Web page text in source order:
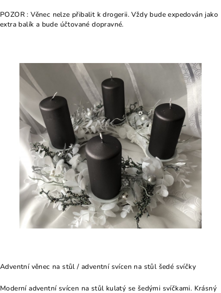
POZOR : Věnec nelze přibalit k drogerii. Vždy bude expedován jako
extra balík a bude účtované dopravné.
Adventní věnec na stůl / adventní svícen na stůl šedé svíčky
Moderní adventní svícen na stůl kulatý se šedými svíčkami. Krásný